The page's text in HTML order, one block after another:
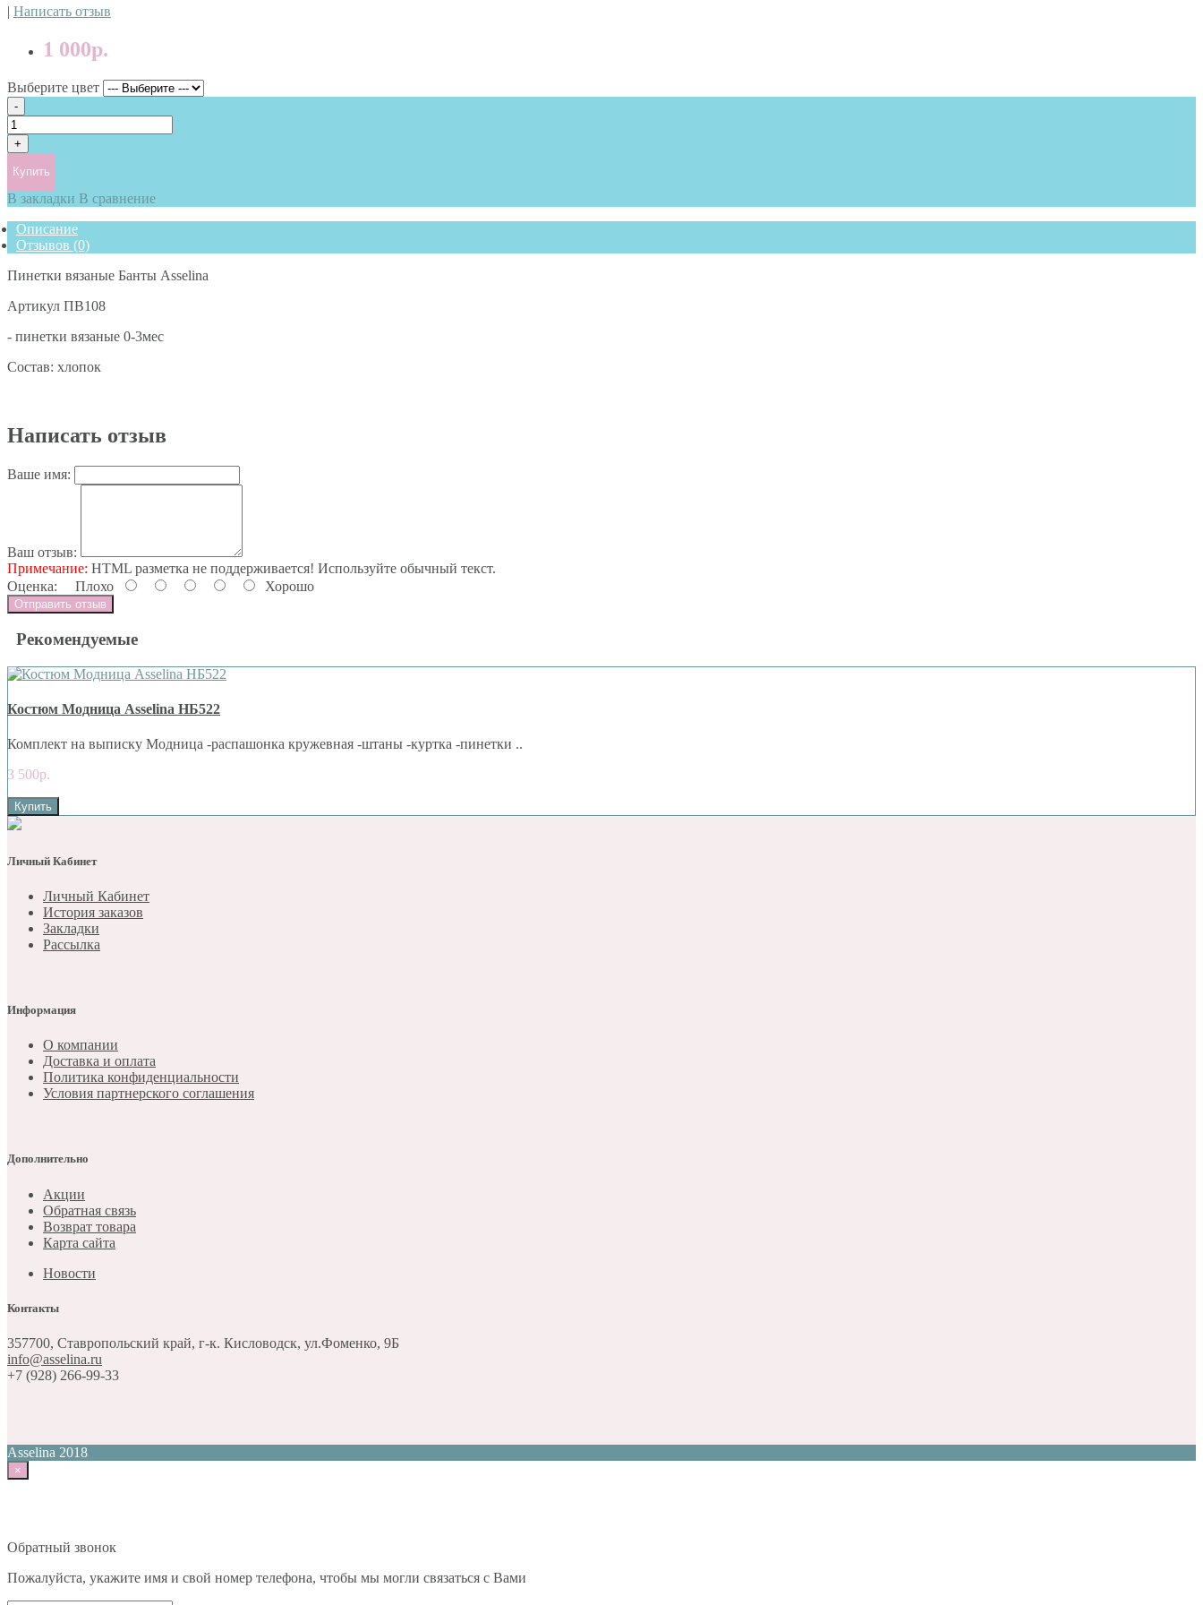
| Написать отзыв
1 000р.
Выберите цвет
Купить
В закладки В сравнение
Описание
Отзывов (0)
Пинетки вязаные Банты Asselina
Артикул ПВ108
- пинетки вязаные 0-3мес
Состав: хлопок
Написать отзыв
Ваше имя:
Ваш отзыв:
Примечание: HTML разметка не поддерживается! Используйте обычный текст.
Оценка: Плохо Хорошо
Отправить отзыв
Рекомендуемые
Костюм Модница Asselina НБ522
Комплект на выписку Модница -распашонка кружевная -штаны -куртка -пинетки ..
3 500р.
Купить
Личный Кабинет
Личный Кабинет
История заказов
Закладки
Рассылка
Информация
О компании
Доставка и оплата
Политика конфиденциальности
Условия партнерского соглашения
Дополнительно
Акции
Обратная связь
Возврат товара
Карта сайта
Новости
Контакты
357700, Ставропольский край, г-к. Кисловодск, ул.Фоменко, 9Б
info@asselina.ru
+7 (928) 266-99-33
Asselina 2018
×
Обратный звонок
Пожалуйста, укажите имя и свой номер телефона, чтобы мы могли связаться с Вами